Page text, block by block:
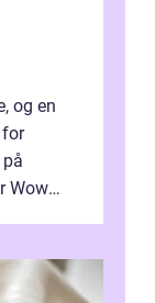
og en
Wow